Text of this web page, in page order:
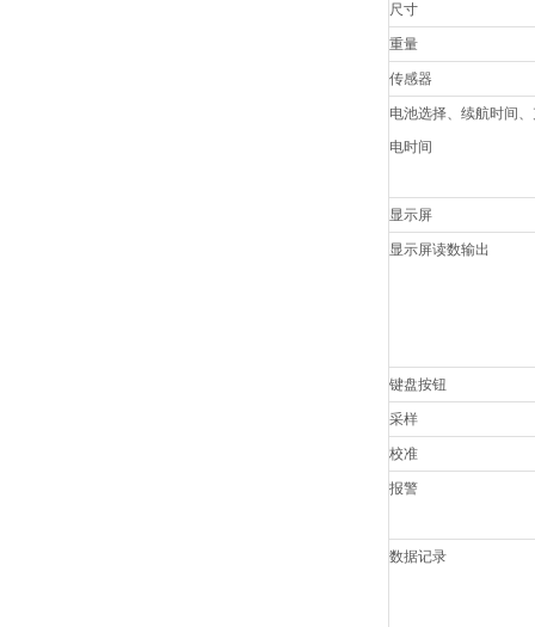
尺寸
重量
传感器
电池选择、续航时间
电时间
显示屏
显示屏读数输出
键盘按钮
采样
校准
报警
数据记录